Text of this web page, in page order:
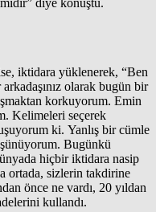
iktidara yüklenerek, “Ben
olarak bugün bir
korkuyorum. Emin
Kelimeleri seçerek
ki. Yanlış bir cümle
Bugünkü
hiçbir iktidara nasip
ortada, sizlerin takdirine
önce ne vardı, 20 yıldan
kullandı.